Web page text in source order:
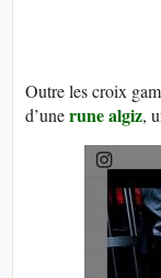
Outre les croix
d’unerune algiz,